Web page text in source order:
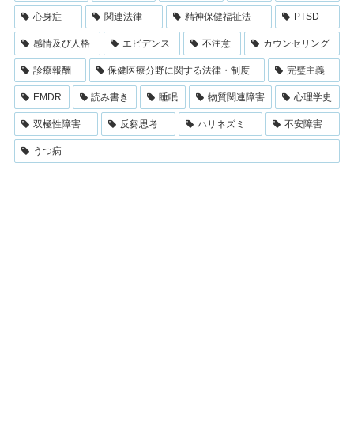
心身症 関連法律 精神保健福祉法 PTSD
感情及び人格 エビデンス 不注意 カウンセリング
診療報酬 保健医療分野に関する法律・制度 完璧主義
EMDR 読み書き 睡眠 物質関連障害 心理学史
双極性障害 反芻思考 ハリネズミ 不安障害
うつ病